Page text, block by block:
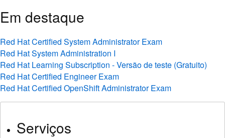
Em destaque
Red Hat Certified System Administrator Exam
Red Hat System Administration I
Red Hat Learning Subscription - Versão de teste (Gratuito)
Red Hat Certified Engineer Exam
Red Hat Certified OpenShift Administrator Exam
Serviços